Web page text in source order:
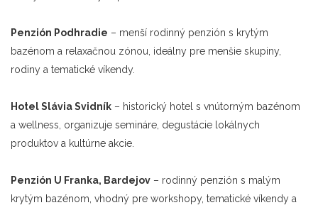
Penzión Podhradie – menší rodinný penzión s krytým
bazénom a relaxačnou zónou, ideálny pre menšie skupiny,
rodiny a tematické víkendy.
HotelSláviaSvidník – historický hotel s vnútorným bazénom
a wellness, organizuje semináre, degustácie lokálnych
produktov a kultúrne akcie.
Penzión U Franka, Bardejov – rodinný penzión s malým
krytým bazénom, vhodný pre workshopy, tematické víkendy a